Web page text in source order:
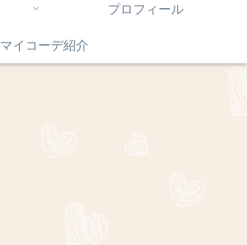
プロフィール
マイコーデ紹介